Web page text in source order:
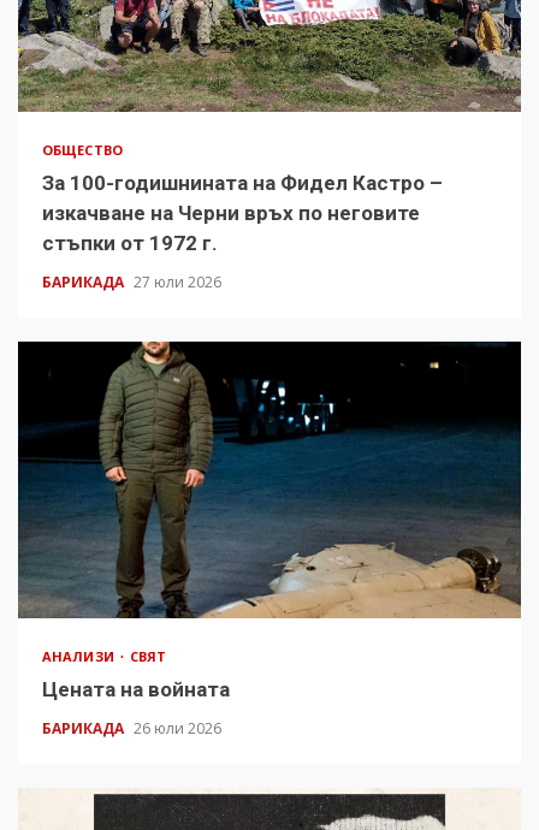
ОБЩЕСТВО
За 100-годишнината на Фидел Кастро –
изкачване на Черни връх по неговите
стъпки от 1972 г.
БАРИКАДА 27 юли 2026
АНАЛИЗИ СВЯТ
Цената на войната
БАРИКАДА 26 юли 2026